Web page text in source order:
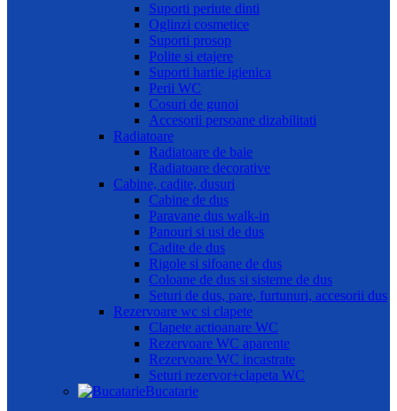
Suporti periute dinti
Oglinzi cosmetice
Suporti prosop
Polite si etajere
Suporti hartie igienica
Perii WC
Cosuri de gunoi
Accesorii persoane dizabilitati
Radiatoare
Radiatoare de baie
Radiatoare decorative
Cabine, cadite, dusuri
Cabine de dus
Paravane dus walk-in
Panouri si usi de dus
Cadite de dus
Rigole si sifoane de dus
Coloane de dus si sisteme de dus
Seturi de dus, pare, furtunuri, accesorii dus
Rezervoare wc si clapete
Clapete actioanare WC
Rezervoare WC aparente
Rezervoare WC incastrate
Seturi rezervor+clapeta WC
Bucatarie